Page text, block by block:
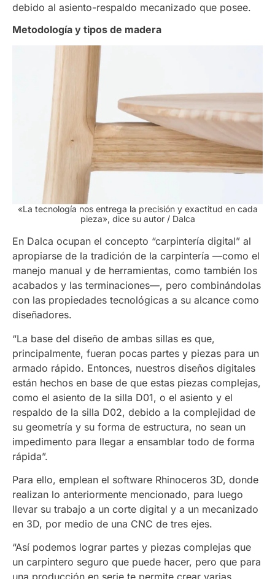
debido al asiento-respaldo mecanizado que posee.
Metodología y tipos de madera
«La tecnología nos entrega la precisión y exactitud en cada
pieza», dice su autor/ Dalca
En Dalca ocupan el concepto “carpintería digital” al
apropiarse de la tradición de la carpintería —como el
manejo manual y de herramientas, como también los
acabados y las terminaciones—, pero combinándolas
con las propiedades tecnológicas a su alcance como
diseñadores.
“La base del diseño de ambas sillas es que,
principalmente, fueran pocas partes y piezas para un
armado rápido. Entonces, nuestros diseños digitales
están hechos en base de que estas piezas complejas,
como el asiento de la silla D01, o el asiento y el
respaldo de la silla D02, debido a la complejidad de
su geometría y su forma de estructura, no sean un
impedimento para llegar a ensamblar todo de forma
rápida”.
Para ello, emplean el software Rhinoceros 3D, donde
realizan lo anteriormente mencionado, para luego
llevar su trabajo a un corte digital y a un mecanizado
en 3D, por medio de una CNC de tres ejes.
“Así podemos lograr partes y piezas complejas que
un carpintero seguro que puede hacer, pero que para